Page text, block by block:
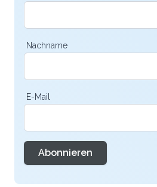
Nachname
E-Mail
Abonnieren